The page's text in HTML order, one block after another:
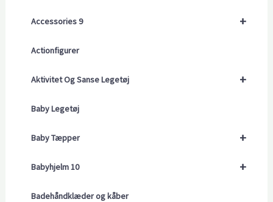
+
Accessories 9
Actionfigurer
+
Aktivitet Og Sanse Legetøj
Baby Legetøj
+
Baby Tæpper
+
Babyhjelm 10
Badehåndklæder og kåber